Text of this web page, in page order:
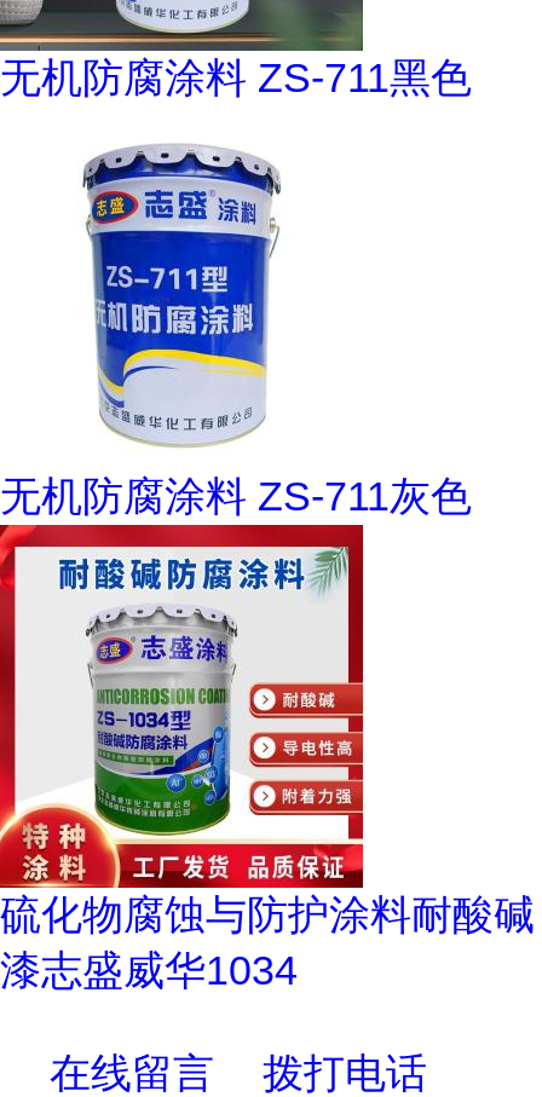
无机防腐涂料 ZS-711黑色
无机防腐涂料 ZS-711灰色
硫化物腐蚀与防护涂料耐酸碱
漆志盛威华1034
在线留言 拨打电话